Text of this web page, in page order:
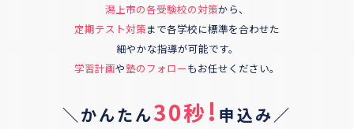
潟上市の各受験校の対策から、
定期テスト対策まで各学校に標準を合わせた
細やかな指導が可能です。
学習計画や塾のフォローもお任せください。
＼かんたん30秒! 申込み／